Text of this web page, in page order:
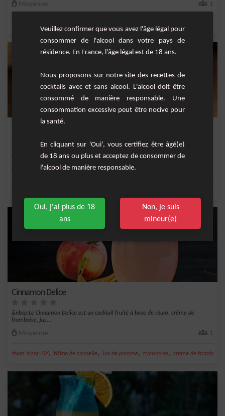
Moyenne 1
tonic ,
Wine Caïpi
Cocktail fruité à base de vin blanc moelleux, crème de framboise, gingembre et
citron f...
citron
Cinnamon Delice
&nbsp;Le Cinnamon Delice est un cocktail fruité à base de rhum, crème de
framboise, jus...
Moyenne 1
rhum blanc 40°, bâton de cannelle, Jus de pomme, framboise, creme de framboise
Veuillez confirmer que vous avez l'âge légal pour
consommer de l'alcool dans votre pays de
résidence. En France, l'âge légal est de 18 ans.
Nous proposons sur notre site des recettes de
cocktails avec et sans alcool. L'alcool doit être
consommé de manière responsable. Une
consommation excessive peut être nocive pour
la santé.
En cliquant sur 'Oui', vous certifiez être âgé(e)
de 18 ans ou plus et acceptez de consommer de
l'alcool de manière responsable.
Oui, j'ai plus de 18
ans
Non, je suis
mineur(e)